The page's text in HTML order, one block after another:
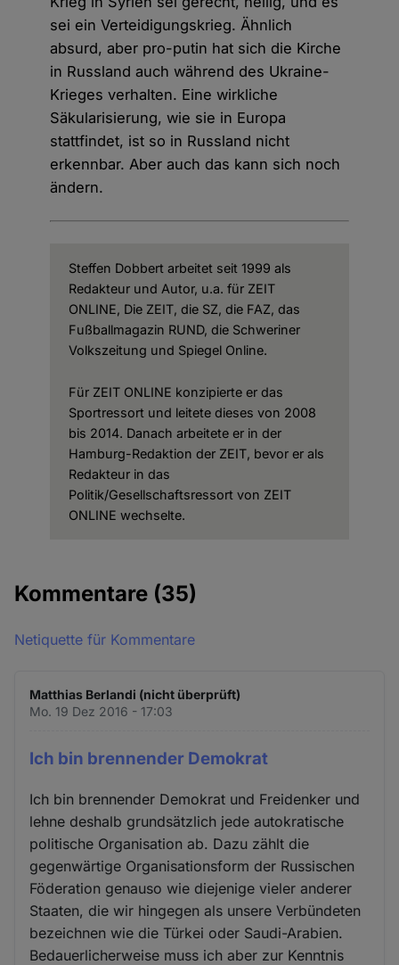
sei ein Verteidigungskrieg. Ähnlich
absurd, aber pro-putin hat sich die Kirche
in Russland auch während des Ukraine-
Krieges verhalten. Eine wirkliche
Säkularisierung, wie sie in Europa
stattfindet, ist so in Russland nicht
erkennbar. Aber auch das kann sich noch
ändern.
Steffen Dobbert arbeitet seit 1999 als
Redakteur und Autor, u.a. für ZEIT
ONLINE, Die ZEIT, die SZ, die FAZ, das
Fußballmagazin RUND, die Schweriner
Volkszeitung und Spiegel Online.
Für ZEIT ONLINE konzipierte er das
Sportressort und leitete dieses von 2008
bis 2014. Danach arbeitete er in der
Hamburg-Redaktion der ZEIT, bevor er als
Redakteur in das
Politik/Gesellschaftsressort von ZEIT
ONLINE wechselte.
Kommentare (35)
Netiquette für Kommentare
Matthias Berlandi (nicht überprüft)
Mo. 19 Dez 2016 - 17:03
Ich bin brennender Demokrat
Ich bin brennender Demokrat und Freidenker und
lehne deshalb grundsätzlich jede autokratische
politische Organisation ab. Dazu zählt die
gegenwärtige Organisationsform der Russischen
Föderation genauso wie diejenige vieler anderer
Staaten, die wir hingegen als unsere Verbündeten
bezeichnen wie die Türkei oder Saudi-Arabien.
Bedauerlicherweise muss ich aber zur Kenntnis